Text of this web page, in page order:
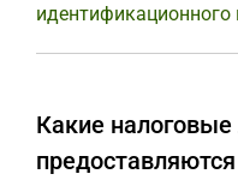
Какие налоговые